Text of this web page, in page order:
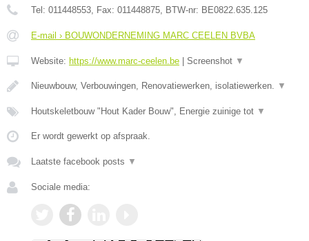
Tel: 011448553, Fax: 011448875, BTW-nr: BE0822.635.125
E-mail › BOUWONDERNEMING MARC CEELEN BVBA
Website: https://www.marc-ceelen.be Screenshot ▼
Nieuwbouw, Verbouwingen, Renovatiewerken, isolatiewerken. ▼
Houtskeletbouw "Hout Kader Bouw", Energie zuinige tot ▼
Er wordt gewerkt op afspraak.
Laatste facebook posts ▼
Sociale media: